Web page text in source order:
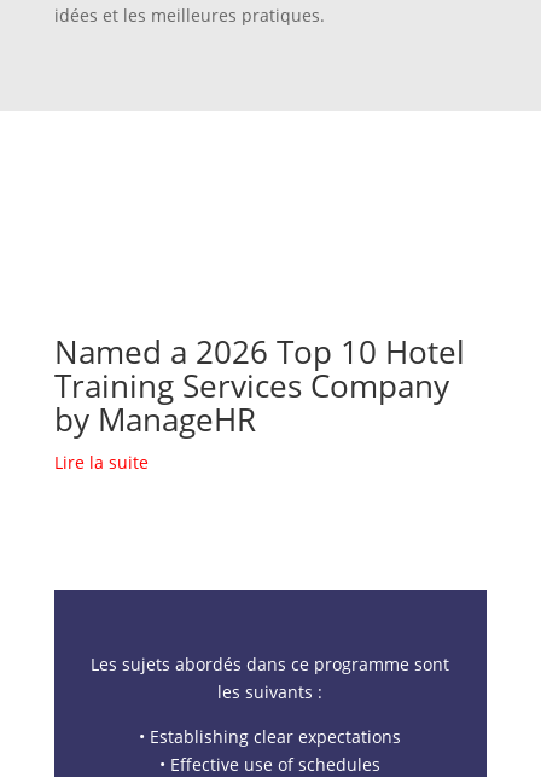
idées et les meilleures pratiques.
Named a 2026 Top 10 Hotel
Training Services Company
by ManageHR
Lire la suite
Les sujets abordés dans ce programme sont
les suivants :
• Establishing clear expectations
• Effective use of schedules